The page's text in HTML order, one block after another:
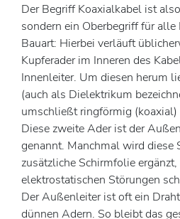
Der Begriff Koaxialkabel ist
sondern ein Oberbegriff für
Bauart: Hierbei verläuft
Kupferader im Inneren des
Innenleiter. Um diesen herum
(auch als Dielektrikum
umschließt ringförmig (koaxial)
Diese zweite Ader ist der
genannt. Manchmal wird diese
zusätzliche Schirmfolie
elektrostatischen Störungen
Der Außenleiter ist oft ein
dünnen Adern. So bleibt das